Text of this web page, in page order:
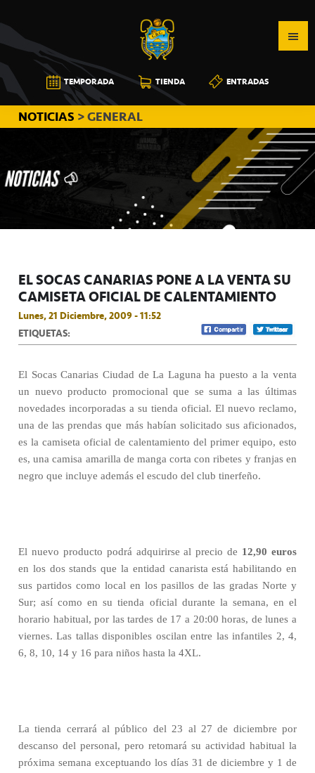
a
la
navegación
principal
al
contenido
principal
a
la
barra
lateral
principal
CB
CANARIAS
TEMPORADA TIENDA ENTRADAS
NOTICIAS > GENERAL
EL SOCAS CANARIAS PONE A LA VENTA SU
CAMISETA OFICIAL DE CALENTAMIENTO
Lunes, 21 Diciembre, 2009 - 11:52
ETIQUETAS:
El Socas Canarias Ciudad de La Laguna ha puesto a la venta
un nuevo producto promocional que se suma a las últimas
novedades incorporadas a su tienda oficial. El nuevo reclamo,
una de las prendas que más habían solicitado sus aficionados,
es la camiseta oficial de calentamiento del primer equipo, esto
es, una camisa amarilla de manga corta con ribetes y franjas en
negro que incluye además el escudo del club tinerfeño.
El nuevo producto podrá adquirirse al precio de 12,90 euros
en los dos stands que la entidad canarista está habilitando en
sus partidos como local en los pasillos de las gradas Norte y
Sur; así como en su tienda oficial durante la semana, en el
horario habitual, por las tardes de 17 a 20:00 horas, de lunes a
viernes. Las tallas disponibles oscilan entre las infantiles 2, 4,
6, 8, 10, 14 y 16 para niños hasta la 4XL.
La tienda cerrará al público del 23 al 27 de diciembre por
descanso del personal, pero retomará su actividad habitual la
próxima semana exceptuando los días 31 de diciembre y 1 de